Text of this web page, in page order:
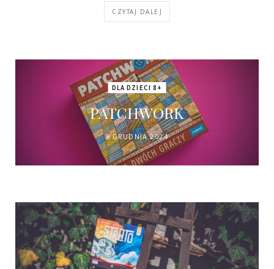
CZYTAJ DALEJ
DLA DZIECI 8+
PATCHWORK
8 GRUDNIA 2024